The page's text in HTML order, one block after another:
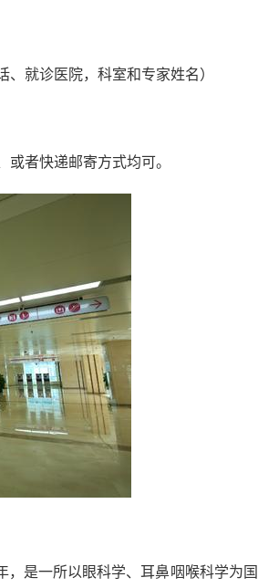
就诊医院，科室和专家姓名）
者快递邮寄方式均可。
，是一所以眼科学、耳鼻咽喉科学为国